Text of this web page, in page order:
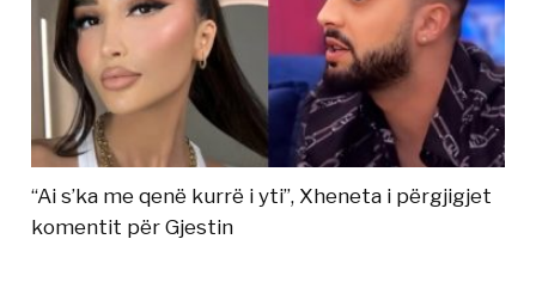
“Ai s’ka me qenë kurrë i yti”, Xheneta i përgjigjet
komentit për Gjestin